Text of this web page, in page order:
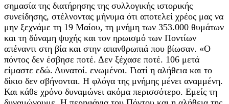
σημασία της διατήρησης της συλλογικής ιστορικής
συνείδησης, στέλνοντας μήνυμα ότι αποτελεί χρέος μας να
μην ξεχνάμε τη 19 Μαίου, τη μνήμη των 353.000 θυμάτων
και τη δύναμη ψυχής και τον ηρωισμό των Ποντίων
απέναντι στη βία και στην απανθρωπιά που βίωσαν. «Ο
πόντος δεν έσβησε ποτέ. Δεν ξέχασε ποτέ. 106 μετά
είμαστε εδώ. Δυνατοί. ενωμένοι. Γιατί η αλήθεια και το
δίκιο δεν σβήνονται. Η φλόγα της μνήμης μένει αναμμένη.
Και κάθε χρόνο δυναμώνει ακόμα περισσότερο. Εμείς τη